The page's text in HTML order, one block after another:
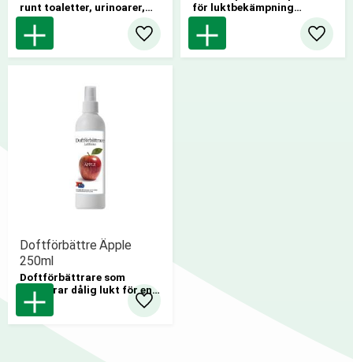
runt toaletter, urinoarer,
badkar, golvbrunnar,
sopkärl mm.Kan även
användas på mattor, textila
ytor och möbler
Lägg till i favoriter
för luktbekämpning
12 st/kartong
Lägg
Doftförbättre Äpple
250ml
Doftförbättrare som
maskerar dålig lukt för en
fräschare innermiljö.
12st/krt
Lägg till i favoriter